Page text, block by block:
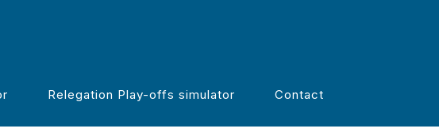
Relegation Play-offs simulator Contact